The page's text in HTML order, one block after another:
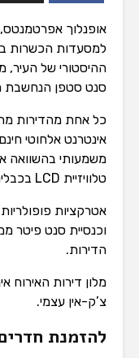
אופנלוך אפרטמנטס,
למסעדות הכשרות
סנט סטפן הנחשבת
כל אחת מהדירות
אינטרנט אלחוטי
משמעותי בהשוואה
טלוויזיית LCD בכבלים וחדר רחצה חדיש.
אטרקציות
הדירות.
מלון דירות
צ’ק-אין עצמי.
להזמנת